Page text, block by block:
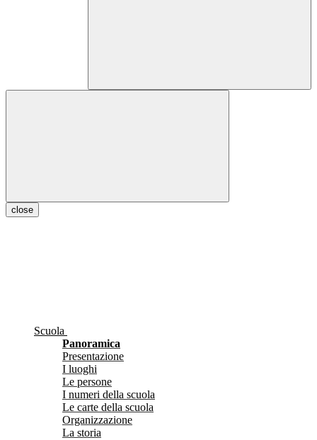
close
Scuola
Panoramica
Presentazione
I luoghi
Le persone
I numeri della scuola
Le carte della scuola
Organizzazione
La storia